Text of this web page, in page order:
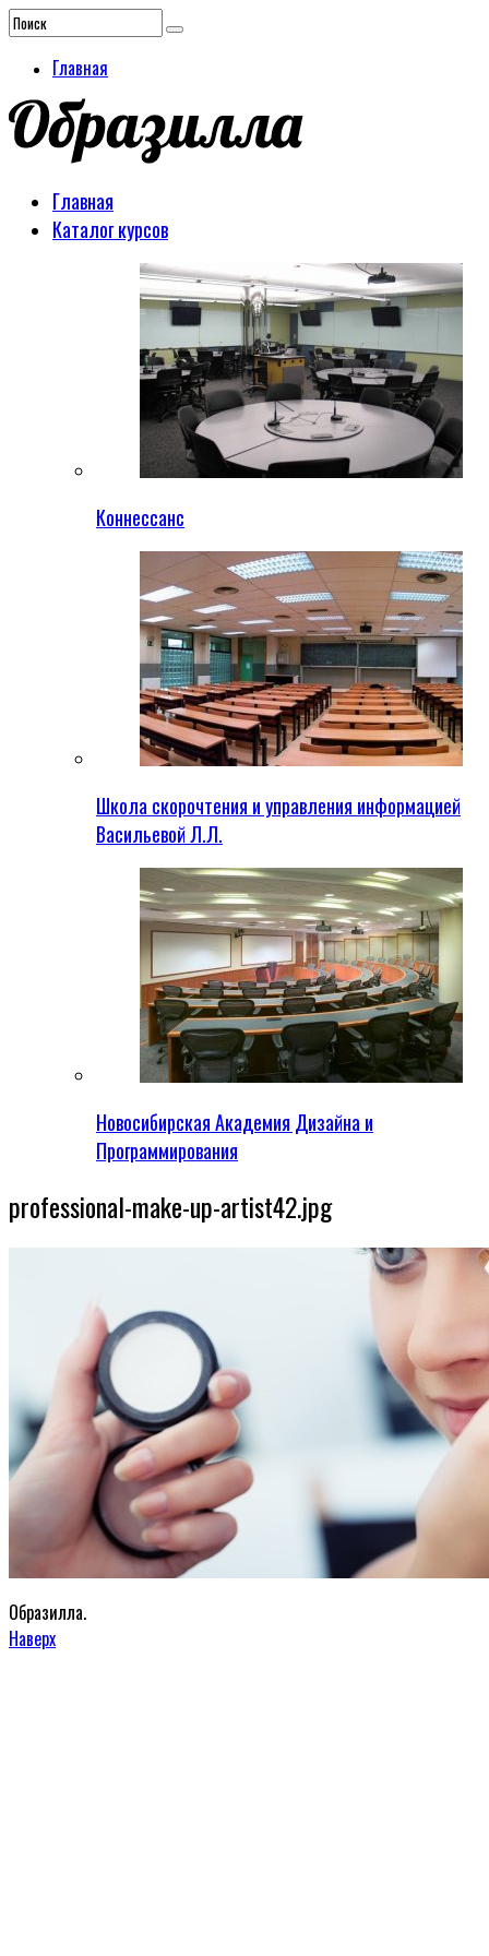
Главная
Главная
Каталог курсов
Коннессанс
Школа скорочтения и управления информацией
Васильевой Л.Л.
Новосибирская Академия Дизайна и
Программирования
professional-make-up-artist42.jpg
Образилла.
Наверх